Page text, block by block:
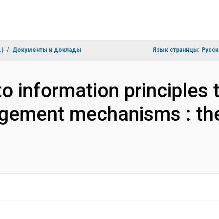
Документы и доклады Язык страницы:
information principles
mechanisms :